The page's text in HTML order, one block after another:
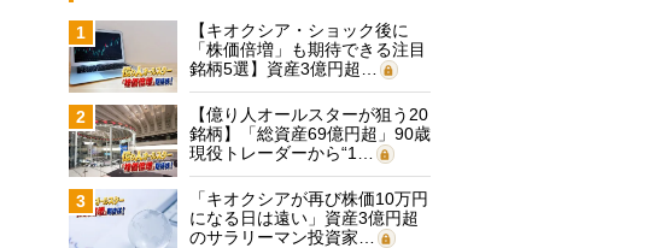
1
【キオクシア・ショック後に
「株価倍増」も期待できる注目
銘柄5選】資産3億円超…
2
【億り人オールスターが狙う20
銘柄】「総資産69億円超」90歳
現役トレーダーから“1…
3
「キオクシアが再び株価10万円
になる日は遠い」資産3億円超
のサラリーマン投資家…